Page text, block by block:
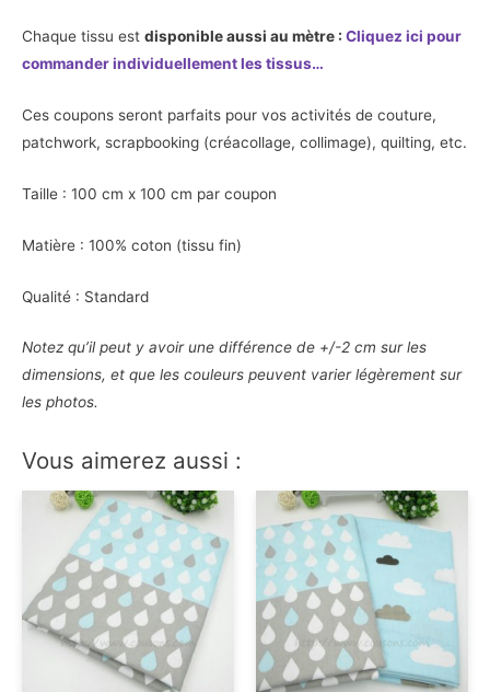
Chaque tissu est disponible aussi au mètre : Cliquez ici pour
commander individuellement les tissus…
Ces coupons seront parfaits pour vos activités de couture,
patchwork, scrapbooking (créacollage, collimage), quilting, etc.
Taille : 100 cm x 100 cm par coupon
Matière : 100% coton (tissu fin)
Qualité : Standard
Notez qu’il peut y avoir une différence de +/-2 cm sur les
dimensions, et que les couleurs peuvent varier légèrement sur
les photos.
Vous aimerez aussi :